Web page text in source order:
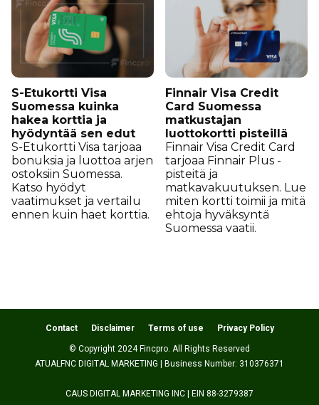
S-Etukortti Visa
Suomessa kuinka
hakea korttia ja
hyödyntää sen edut
S-Etukortti Visa tarjoaa
bonuksia ja luottoa arjen
ostoksiin Suomessa.
Katso hyödyt
vaatimukset ja vertailu
ennen kuin haet korttia.
Finnair Visa Credit
Card Suomessa
matkustajan
luottokortti pisteillä
Finnair Visa Credit Card
tarjoaa Finnair Plus -
pisteitä ja
matkavakuutuksen. Lue
miten kortti toimii ja mitä
ehtoja hyväksyntä
Suomessa vaatii.
Contact Disclaimer Terms of use Privacy Policy
© Copyright 2024 Fincpro. All Rights Reserved
ATUALFNC DIGITAL MARKETING | Business Number: 310376371
CAUS DIGITAL MARKETING INC | EIN 88-3279387